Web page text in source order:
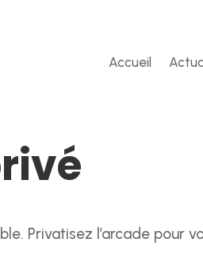
Accueil
Privatisez l’arcade pour